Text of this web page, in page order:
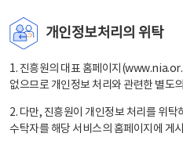
개인정보처리의 위탁
1. 진흥원의 대표 홈페이지
없으므로 개인정보 처리와 관련한 별도
2. 다만, 진흥원이 개인정보 처리를 위
수탁자를 해당 서비스의 홈페이지에 게